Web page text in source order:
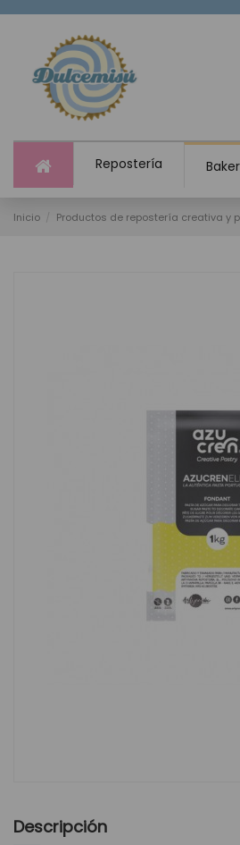
Repostería
Inicio Productos de repostería creativa y
Descripción